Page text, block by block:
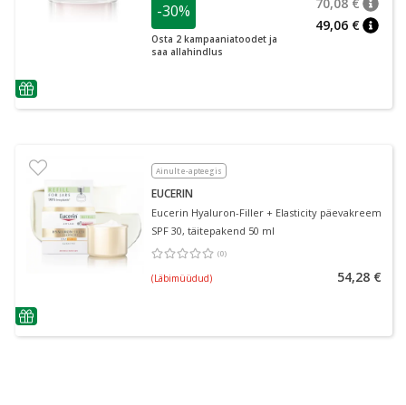
nõuanne
-30%
Osta 2 kampaaniatoodet ja
saa allahindlus
49,06 €
nõuanne
Ainult e-apteegis
EUCERIN
Eucerin Hyaluron-Filler + Elasticity päevakreem
SPF 30, täitepakend 50 ml
(0)
Keskmine hinnang 0.00
(Läbimüüdud) 54,28 €